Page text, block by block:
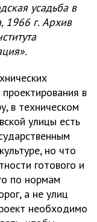
усадьба в
1966 г. Архив
в
в техническом
улицы есть
но что
готового и
по нормам
а не улиц
необходимо